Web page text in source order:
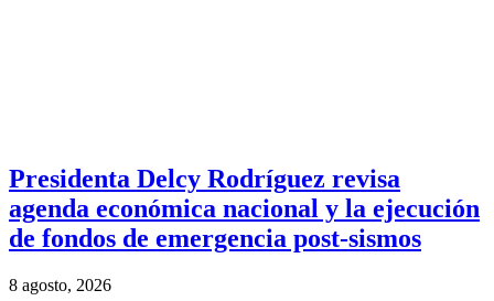
Presidenta Delcy Rodríguez revisa
agenda económica nacional y la ejecución
de fondos de emergencia post-sismos
8 agosto, 2026